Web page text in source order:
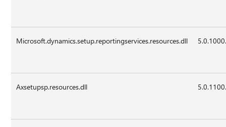
Microsoft.dynamics.setup.reportingservices.resources.dll
Axsetupsp.resources.dll